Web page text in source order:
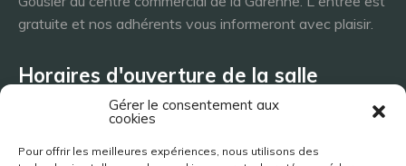
Gérer le consentement aux
cookies
Pour offrir les meilleures expériences, nous utilisons des
gratuite et nos adhérents vous informeront avec plaisir.
Horaires d'ouverture de la salle
Mardi 8h - 23h